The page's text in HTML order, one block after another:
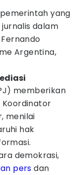
yang
dalam
Argentina,
memberikan
Koordinator
menilai
hak
demokrasi,
pers dan